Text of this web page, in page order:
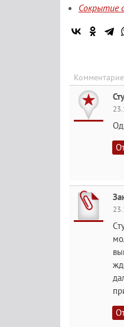
Сокрытие